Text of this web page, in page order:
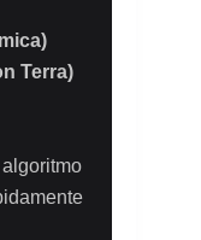
Terra)